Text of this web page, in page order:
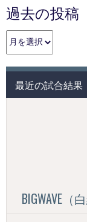
過去の投稿
過
去
投
（月
最近の試合結果
BIGWAVE